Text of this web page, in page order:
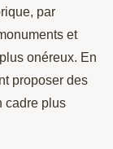
par
et
onéreux. En
proposer des
cadre plus